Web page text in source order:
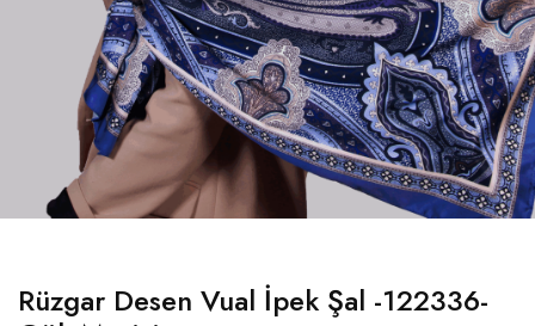
Rüzgar Desen Vual İpek Şal -122336-